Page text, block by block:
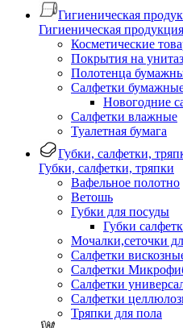
Гигиеническая
Гигиеническая продукция
Косметические
Покрытия на
Полотенца
Салфетки
Новогодние
Салфетки влажные
Туалетная бумага
Губки, салфетки,
Губки, салфетки, тряпки
Вафельное полотно
Ветошь
Губки для посуды
Губки
Мочалки,сеточки
Салфетки
Салфетки
Салфетки
Салфетки
Тряпки для пола